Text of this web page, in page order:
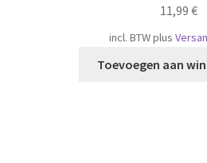
11,99 €
incl. BTWplus
Toevoegen aan